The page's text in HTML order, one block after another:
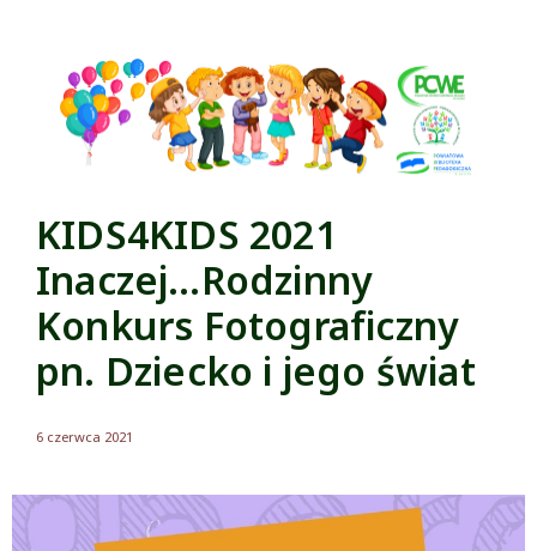
KIDS4KIDS 2021
Inaczej…Rodzinny
Konkurs Fotograficzny
pn. Dziecko i jego świat
6 czerwca 2021